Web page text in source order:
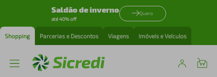
Saldão de inverno
até 40% off
Quero
Shopping Parcerias e Descontos Viagens Imóveis e Veículos